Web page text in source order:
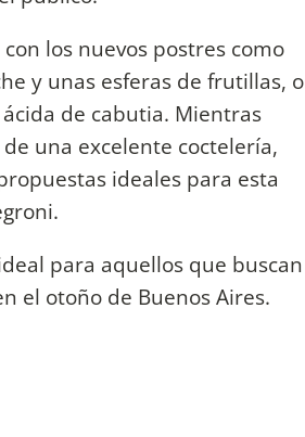
los nuevos postres como
y unas esferas de frutillas, o
de cabutia. Mientras
una excelente coctelería,
ideales para esta
para aquellos que buscan
el otoño de Buenos Aires.